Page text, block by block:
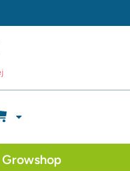
Growshop